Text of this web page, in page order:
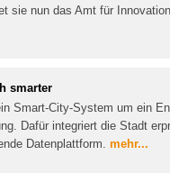
sie nun das Amt für
smarter
Smart-City-System um ein
Dafür integriert die Stadt
Datenplattform. mehr...